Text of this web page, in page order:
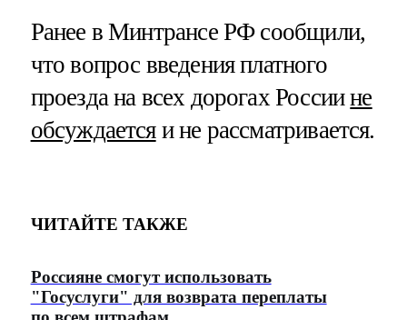
Ранее в Минтрансе РФ сообщили,
что вопрос введения платного
проезда на всех дорогах Россиине
обсуждаетсяи не рассматривается.
ЧИТАЙТЕ ТАКЖЕ
Россияне смогут использовать
"Госуслуги" для возврата переплаты